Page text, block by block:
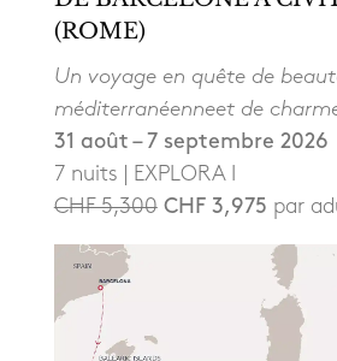
(ROME)
Un voyage en quête de
méditerranéenneet de
31 août – 7 septembre 2026
7 nuits | EXPLORA I
CHF 5,300 CHF 3,975 par